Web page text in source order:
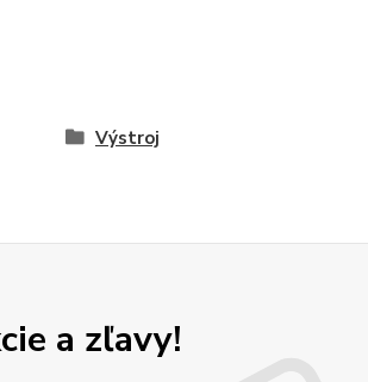
Výstroj
a zľavy!